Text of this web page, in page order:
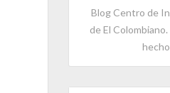
Blog Centro de
de El